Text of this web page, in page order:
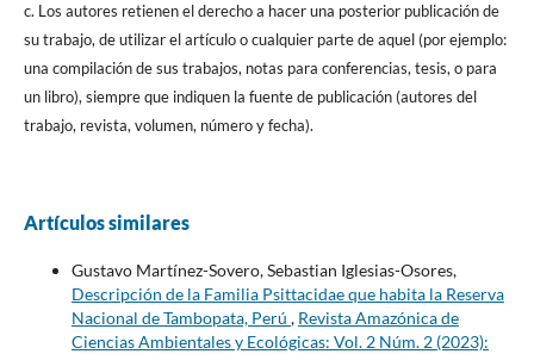
c. Los autores retienen el derecho a hacer una posterior publicación de
su trabajo, de utilizar el artículo o cualquier parte de aquel (por ejemplo:
una compilación de sus trabajos, notas para conferencias, tesis, o para
un libro), siempre que indiquen la fuente de publicación (autores del
trabajo, revista, volumen, número y fecha).
Artículos similares
Gustavo Martínez-Sovero, Sebastian Iglesias-Osores,
Descripción de la Familia Psittacidae que habita la Reserva
Nacional de Tambopata, Perú , Revista Amazónica de
Ciencias Ambientales y Ecológicas: Vol. 2 Núm. 2 (2023):